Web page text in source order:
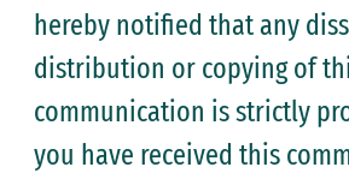
hereby notified that any
distribution or copying of
communication is strictly
you have received this